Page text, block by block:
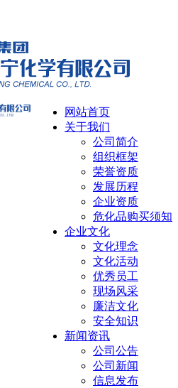
网站首页
关于我们
公司简介
组织框架
荣誉资质
发展历程
企业资质
危化品购买须知
企业文化
文化理念
文化活动
优秀员工
现场风采
廉洁文化
安全知识
新闻资讯
公司公告
公司新闻
信息发布